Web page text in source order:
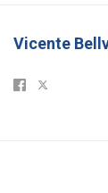
Vicente